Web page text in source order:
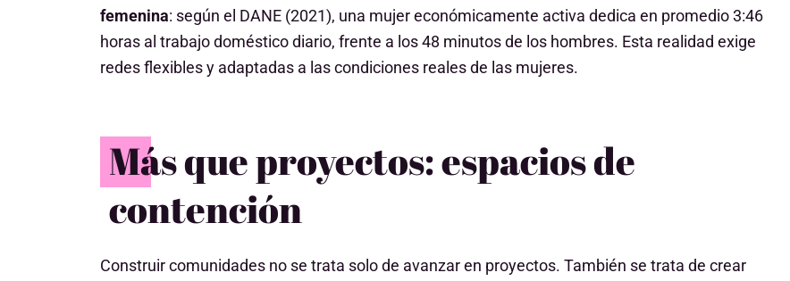
femenina: según el DANE (2021), una mujer económicamente activa dedica en promedio 3:46
horas al trabajo doméstico diario, frente a los 48 minutos de los hombres. Esta realidad exige
redes flexibles y adaptadas a las condiciones reales de las mujeres.
Más que proyectos: espacios de
contención
Construir comunidades no se trata solo de avanzar en proyectos. También se trata de crear